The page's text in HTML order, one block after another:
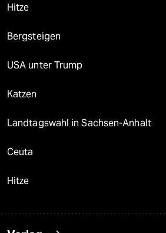
Hitze
Bergsteigen
USA unter Trump
Katzen
Landtagswahl in Sachsen-Anhalt
Ceuta
Hitze